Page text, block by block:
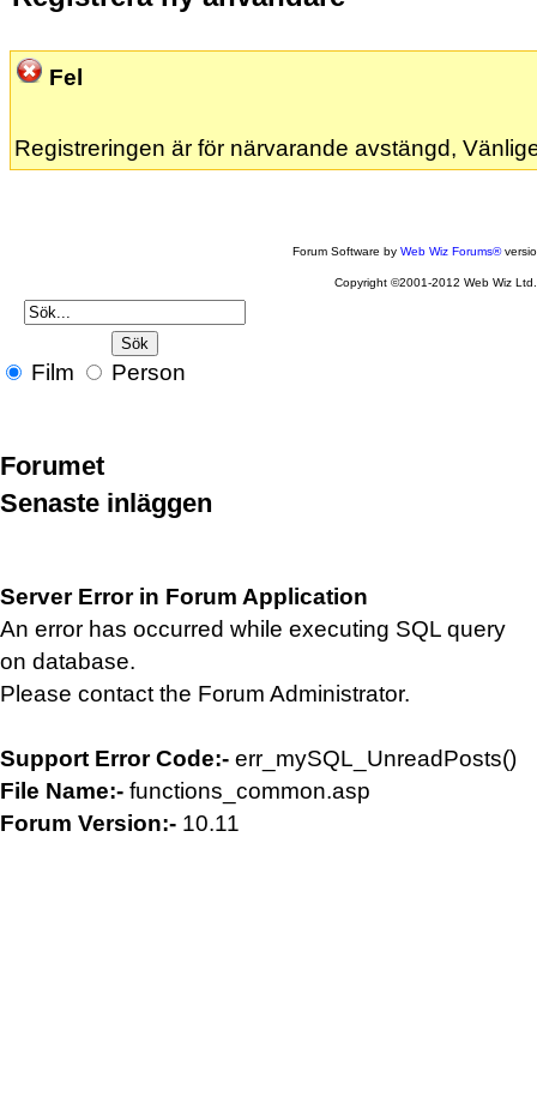
Fel
Registreringen är för närvarande avstängd,
Forum Software byWeb Wiz Forums®
Copyright ©2001-2012 Web Wiz Ltd.
Film Person
Forumet
Senaste inläggen
Server Error in Forum Application
An error has occurred while executing SQL query
on database.
Please contact the Forum Administrator.
Support Error Code:- err_mySQL_UnreadPosts()
File Name:- functions_common.asp
Forum Version:- 10.11